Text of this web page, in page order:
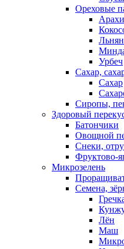
Ореховые
Урбеч
Сахар,
Сахар
Сиропы,
Здоровый
Батончики
Овощной
Снеки,
Фруктово-
Микрозелень
Семена,
Лён
Маш